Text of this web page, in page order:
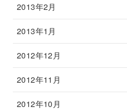
2013年2月
2013年1月
2012年12月
2012年11月
2012年10月